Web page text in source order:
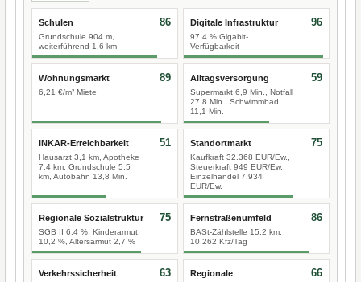
Schulen
Grundschule 904 m,
weiterführend 1,6 km
86 Digitale Infrastruktur
97,4 % Gigabit-
Verfügbarkeit
96
Wohnungsmarkt
6,21 €/m² Miete
89 Alltagsversorgung
Supermarkt 6,9 Min., Notfall
27,8 Min., Schwimmbad
11,1 Min.
59
INKAR-Erreichbarkeit
Hausarzt 3,1 km, Apotheke
7,4 km, Grundschule 5,5
km, Autobahn 13,8 Min.
51 Standortmarkt
Kaufkraft 32.368 EUR/Ew.,
Steuerkraft 949 EUR/Ew.,
Einzelhandel 7.934
EUR/Ew.
75
Regionale Sozialstruktur
SGB II 6,4 %, Kinderarmut
10,2 %, Altersarmut 2,7 %
75 Fernstraßenumfeld
BASt-Zählstelle 15,2 km,
10.262 Kfz/Tag
86
Verkehrssicherheit 63
Regionale
66